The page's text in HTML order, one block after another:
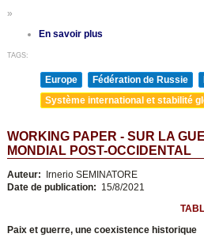
»
En savoir plus
TAGS:
Europe Fédération de Russie
Système international et stabilité
WORKING PAPER - SUR LA
MONDIAL POST-OCCIDENTAL
Auteur:
Irnerio SEMINATORE
Date de publication: 15/8/2021
Paix et guerre, une coexistence historique